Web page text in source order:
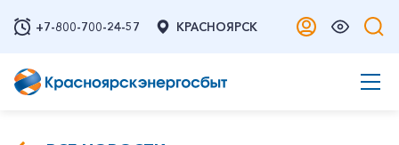
+7-800-700-24-57 КРАСНОЯРСК